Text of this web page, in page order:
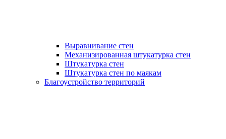
Выравнивание стен
Механизированная штукатурка стен
Штукатурка стен
Штукатурка стен по маякам
Благоустройство территорий